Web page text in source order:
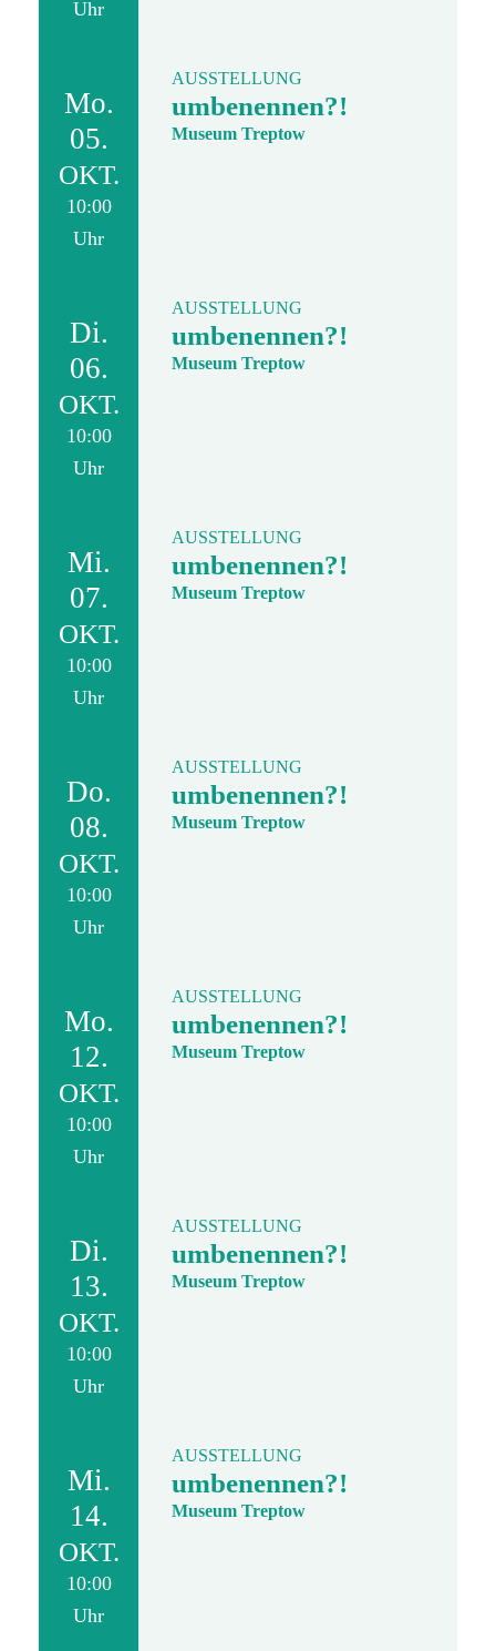
Uhr
Mo.
05.
OKT.
10:00
Uhr
AUSSTELLUNG
umbenennen?!
Museum Treptow
Di.
06.
OKT.
10:00
Uhr
AUSSTELLUNG
umbenennen?!
Museum Treptow
Mi.
07.
OKT.
10:00
Uhr
AUSSTELLUNG
umbenennen?!
Museum Treptow
Do.
08.
OKT.
10:00
Uhr
AUSSTELLUNG
umbenennen?!
Museum Treptow
Mo.
12.
OKT.
10:00
Uhr
AUSSTELLUNG
umbenennen?!
Museum Treptow
Di.
13.
OKT.
10:00
Uhr
AUSSTELLUNG
umbenennen?!
Museum Treptow
Mi.
14.
OKT.
10:00
Uhr
AUSSTELLUNG
umbenennen?!
Museum Treptow